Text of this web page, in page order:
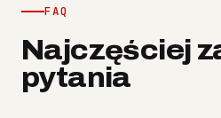
FAQ
Najczęściej
pytania